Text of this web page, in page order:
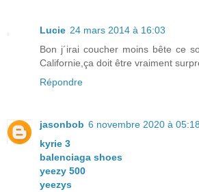
Lucie 24 mars 2014 à 16:03
Bon j´irai coucher moins bête ce
Californie,ça doit être vraiment
Répondre
jasonbob 6 novembre 2020 à 05:18
kyrie 3
balenciaga shoes
yeezy 500
yeezys